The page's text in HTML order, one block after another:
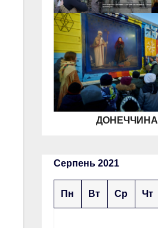
ДОНЕЧЧИНА
Серпень 2021
Пн Вт Ср Чт